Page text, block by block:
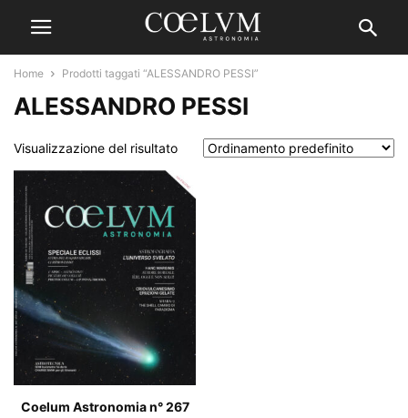
Home Prodotti taggati “ALESSANDRO PESSI”
ALESSANDRO PESSI
Visualizzazione del risultato
Coelum Astronomia n° 267